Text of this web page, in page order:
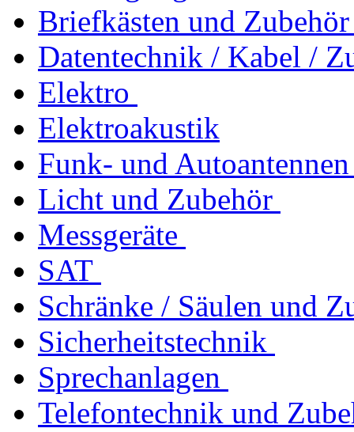
Briefkästen und Zubehör
Datentechnik / Kabel /
Elektro
Elektroakustik
Funk- und Autoantennen
Licht und Zubehör
Messgeräte
SAT
Schränke / Säulen und
Sicherheitstechnik
Sprechanlagen
Telefontechnik und